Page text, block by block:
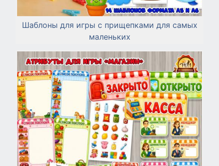
Шаблоны для игры с прищепками для самых
маленьких